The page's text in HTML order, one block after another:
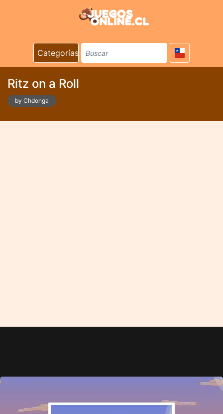
Categorías
Ritz on a Roll
by Chdonga